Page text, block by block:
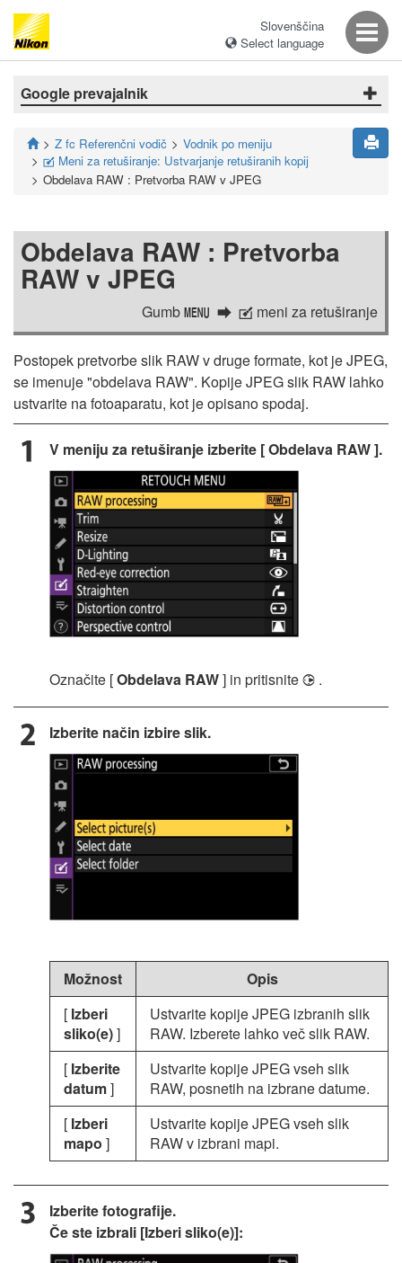
Slovenščina
Select language
Google prevajalnik
Z fc Referenčni vodič Vodnik po meniju
N Meni za retuširanje: Ustvarjanje retuširanih kopij
Obdelava RAW : Pretvorba RAW v JPEG
Obdelava RAW : Pretvorba
RAW v JPEG
Gumb G N meni za retuširanje
Postopek pretvorbe slik RAW v druge formate, kot je JPEG,
se imenuje "obdelava RAW". Kopije JPEG slik RAW lahko
ustvarite na fotoaparatu, kot je opisano spodaj.
V meniju za retuširanje izberite [Obdelava RAW].
Označite [Obdelava RAW] in pritisnite 2 .
Izberite način izbire slik.
Možnost
Opis
[ Izberi
sliko(e)]
Ustvarite kopije JPEG izbranih slik
RAW. Izberete lahko več slik RAW.
[ Izberite
datum]
Ustvarite kopije JPEG vseh slik
RAW, posnetih na izbrane datume.
[ Izberi
mapo ]
Ustvarite kopije JPEG vseh slik
RAW v izbrani mapi.
Izberite fotografije.
Če ste izbrali [Izberi sliko(e)]: